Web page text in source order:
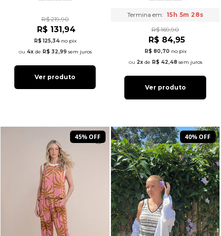
R$ 219,90
R$ 131,94
R$ 125,34 no pix
4xde R$ 32,99sem juros
Ver produto
Termina em: 15h 5m 27s
R$ 169,90
R$ 84,95
R$ 80,70 no pix
2xde R$ 42,48sem juros
Ver produto
45% OFF 40% OFF